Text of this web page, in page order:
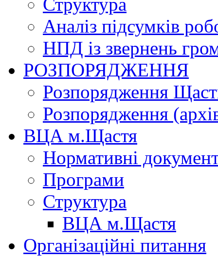
Аналіз підсумків
НПД із звернень
РОЗПОРЯДЖЕННЯ
Розпорядження
Розпорядження
ВЦА м.Щастя
Нормативні
Програми
Структура
ВЦА м.Щастя
Організаційні питання